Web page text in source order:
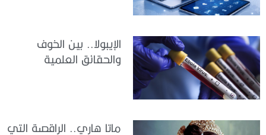
الإيبولا.. بين الخوف
والحقائق العلمية
ماتا هاري.. الراقصة التي